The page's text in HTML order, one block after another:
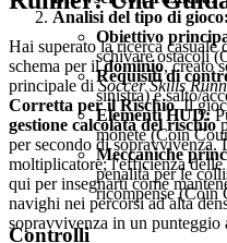
Analisi del tipo di gioco:
Obiettivo
schivare ostacoli
Requisiti di
sinistra) e salto/
Elementi HUD:
monete (Coin
Meccaniche
penalità per le
ricompense (Coin
Controlli
Hai superato la ricerca
schema per ildominio, creato
principale diSoccer Skills
Corretta per il Rischio. Il
gestione calcolata del rischio
per secondo di sopravvivenza.
moltiplicatore; l'efficienza delle
qui per insegnarti come
navighi nei percorsi ad alta
sopravvivenza in un punteggio